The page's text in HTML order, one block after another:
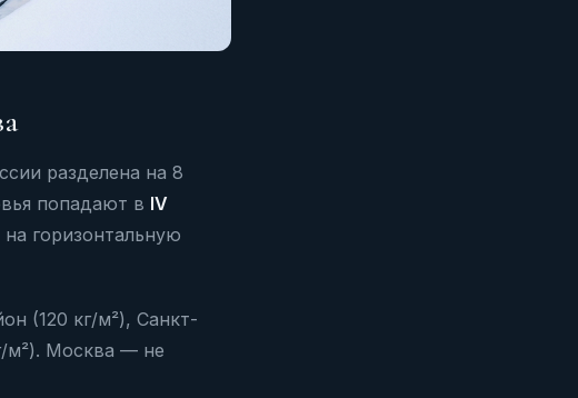
разделена на 8
попадают в IV
горизонтальную
(120 кг/м²), Санкт-
м²). Москва — не